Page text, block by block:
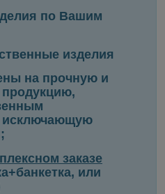
по Вашим
изделия
на прочную и
исключающую
заказе
или